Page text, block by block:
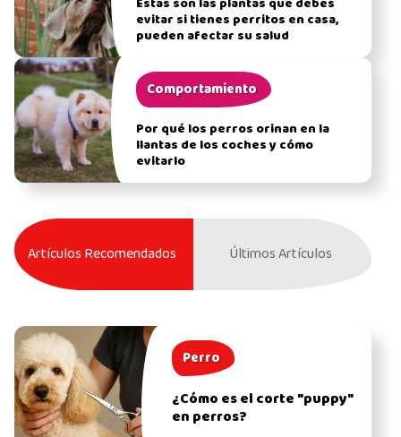
Estas son las plantas que debes
evitar si tienes perritos en casa,
pueden afectar su salud
Comportamiento
Por qué los perros orinan en la
llantas de los coches y cómo
evitarlo
Artículos Recomendados Últimos Artículos
Perro
¿Cómo es el corte "puppy"
en perros?